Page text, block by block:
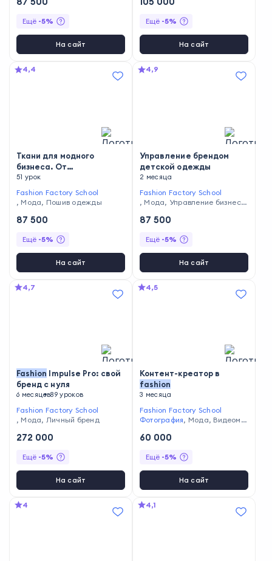
Ещё -5%
На сайт
есом
Ещё -5%
На сайт
4,4
Ткани для модного
бизнеса. От
материаловедения до
закупки
51 урок
Fashion Factory School
, Мода, Пошив одежды
87 500
Ещё -5%
На сайт
4,9
Управление брендом
детской одежды
2 месяца
Fashion Factory School
, Мода, Управление бизнесо
87 500
Ещё -5%
На сайт
4,7
Fashion Impulse Pro: свой
бренд с нуля
6 месяцев89 уроков
Fashion Factory School
, Мода, Личный бренд
272 000
Ещё -5%
На сайт
4,5
Контент-креатор в
fashion
3 месяца
Fashion Factory School
Фотография, Мода, Видеомо
60 000
Ещё -5%
На сайт
4 4,1